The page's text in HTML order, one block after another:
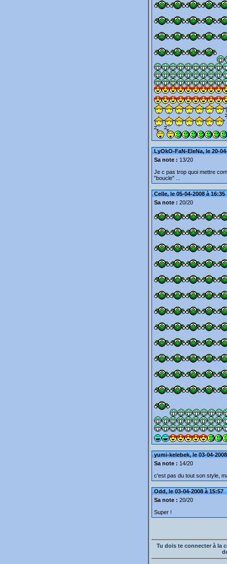
LyOkO-FaN-EleNa, le 20-
Sa note : 13/20
Je c pas trop quoi mettre
"boucle" ...
Celle, le 05-04-2008 à 16:35
Sa note : 20/20
yumi-kelebek, le 03-04-
Sa note : 14/20
c'est pas du tout son style,
Odd, le 03-04-2008 à 15:57
Sa note : 20/20
Super !
Tu dois te connecter à la